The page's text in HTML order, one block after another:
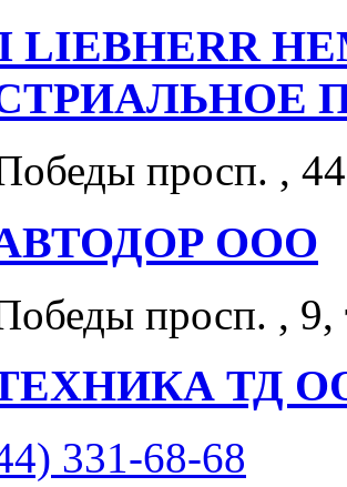
LIEBHERR
просп. ,
ООО
просп. , 9,
ТД
331-68-68